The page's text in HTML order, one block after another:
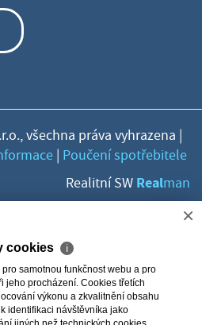
všechna práva vyhrazena |
| Poučení spotřebitele
Realitní SW Realman
×
cookies ℹ
samotnou funkčnost webu a pro
jeho procházení. Cookies třetích
výkonu a zkvalitnění obsahu
identifikaci návštěvníka jako